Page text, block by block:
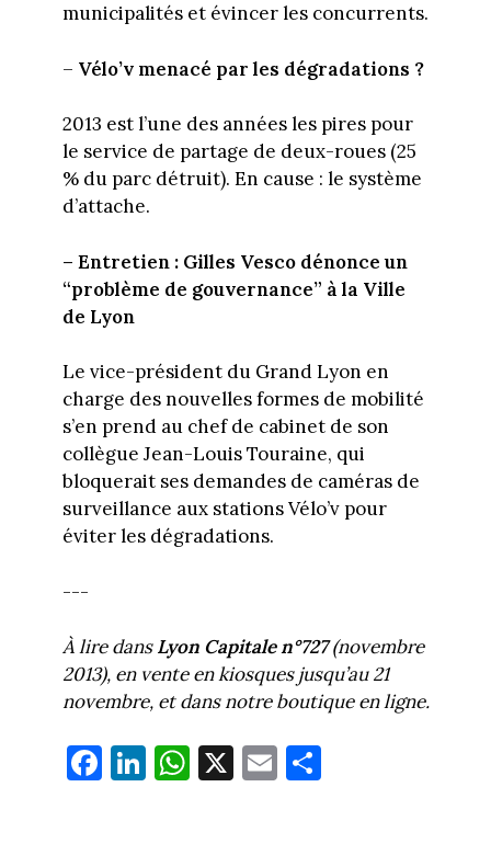
municipalités et évincer les concurrents.
– Vélo’v menacé par les dégradations ?
2013 est l’une des années les pires pour
le service de partage de deux-roues (25
% du parc détruit). En cause : le système
d’attache.
– Entretien : Gilles Vesco dénonce un
“problème de gouvernance” à la Ville
de Lyon
Le vice-président du Grand Lyon en
charge des nouvelles formes de mobilité
s’en prend au chef de cabinet de son
collègue Jean-Louis Touraine, qui
bloquerait ses demandes de caméras de
surveillance aux stations Vélo’v pour
éviter les dégradations.
---
À lire dansLyon Capitale n°727(novembre
2013), en vente en kiosques jusqu’au 21
novembre, et dans notre boutique en ligne.
Fa
ce
Li
nk
W
ha
X E
m
Pa
rt